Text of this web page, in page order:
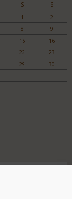
S S
1
2
8
9
15
16
22
23
29
30